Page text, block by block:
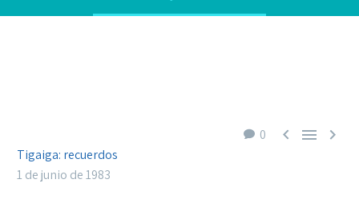
0   
Tigaiga: recuerdos
1 de junio de 1983